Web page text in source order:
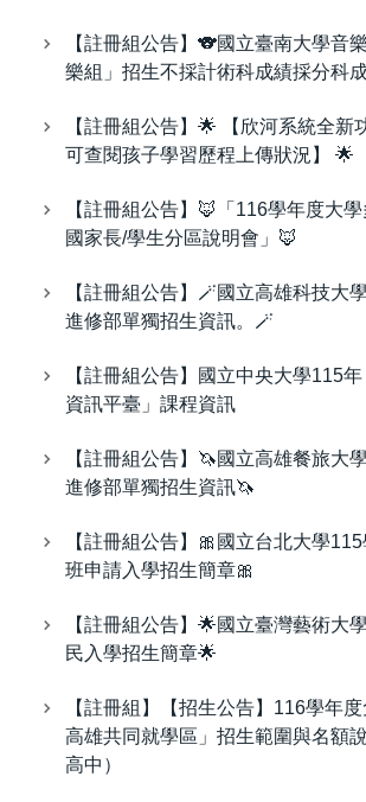
【註冊組公告】🐨國立臺南大學音
樂組」招生不採計術科成績採分科
【註冊組公告】🌟 【欣河系統全新
可查閱孩子學習歷程上傳狀況】 🌟
【註冊組公告】🦊「116學年度大
國家長/學生分區說明會」🦊
【註冊組公告】🪄國立高雄科技大
進修部單獨招生資訊。🪄
【註冊組公告】國立中央大學115
資訊平臺」課程資訊
【註冊組公告】🦄國立高雄餐旅大
進修部單獨招生資訊🦄
【註冊組公告】🎀國立台北大學
班申請入學招生簡章🎀
【註冊組公告】🌟國立臺灣藝術大
民入學招生簡章🌟
【註冊組】【招生公告】116學年
高雄共同就學區」招生範圍與名額
高中）